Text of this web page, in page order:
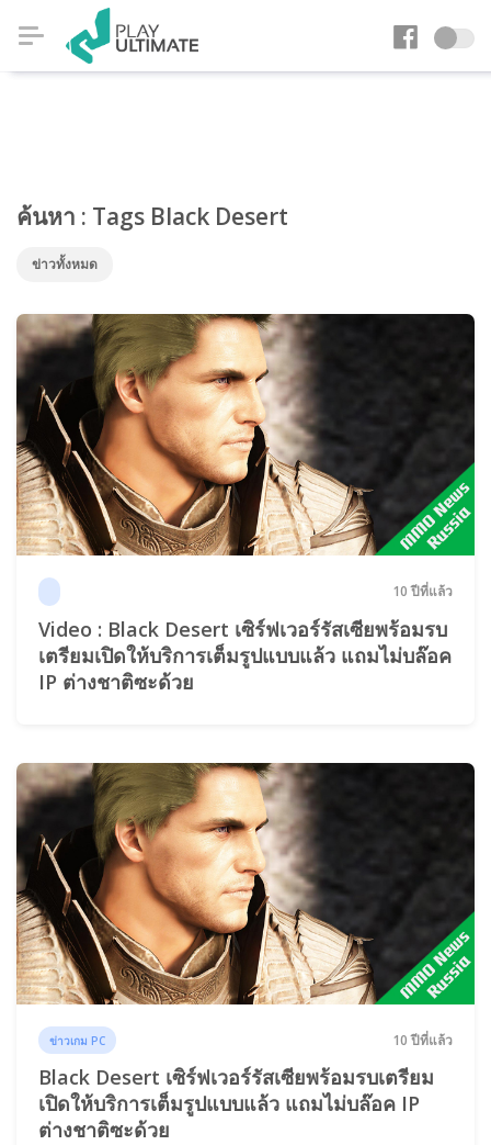
ค้นหา : Tags Black Desert
ข่าวทั้งหมด
10 ปีที่แล้ว
Video : Black Desert เซิร์ฟเวอร์รัสเซียพร้อมรบ
เตรียมเปิดให้บริการเต็มรูปแบบแล้ว แถมไม่บล๊อค
IP ต่างชาติซะด้วย
ข่าวเกม PC 10 ปีที่แล้ว
Black Desert เซิร์ฟเวอร์รัสเซียพร้อมรบเตรียม
เปิดให้บริการเต็มรูปแบบแล้ว แถมไม่บล๊อค IP
ต่างชาติซะด้วย